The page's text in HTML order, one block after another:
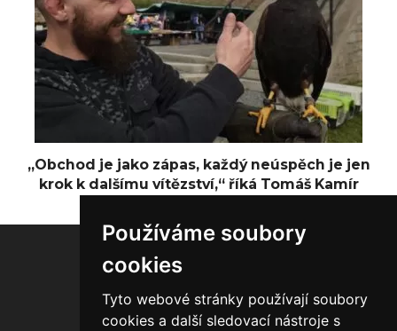
Používáme soubory
cookies
Tyto webové stránky používají soubory
cookies a další sledovací nástroje s
„Obchod je jako zápas, každý neúspěch je jen
krok k dalšímu vítězství,“ říká Tomáš Kamír
20.000 1.850 1.300